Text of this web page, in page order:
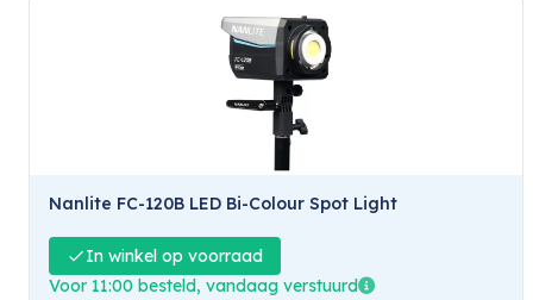
Nanlite FC-120B LED Bi-Colour Spot Light
In winkel op voorraad
Voor 11:00 besteld, vandaag verstuurd